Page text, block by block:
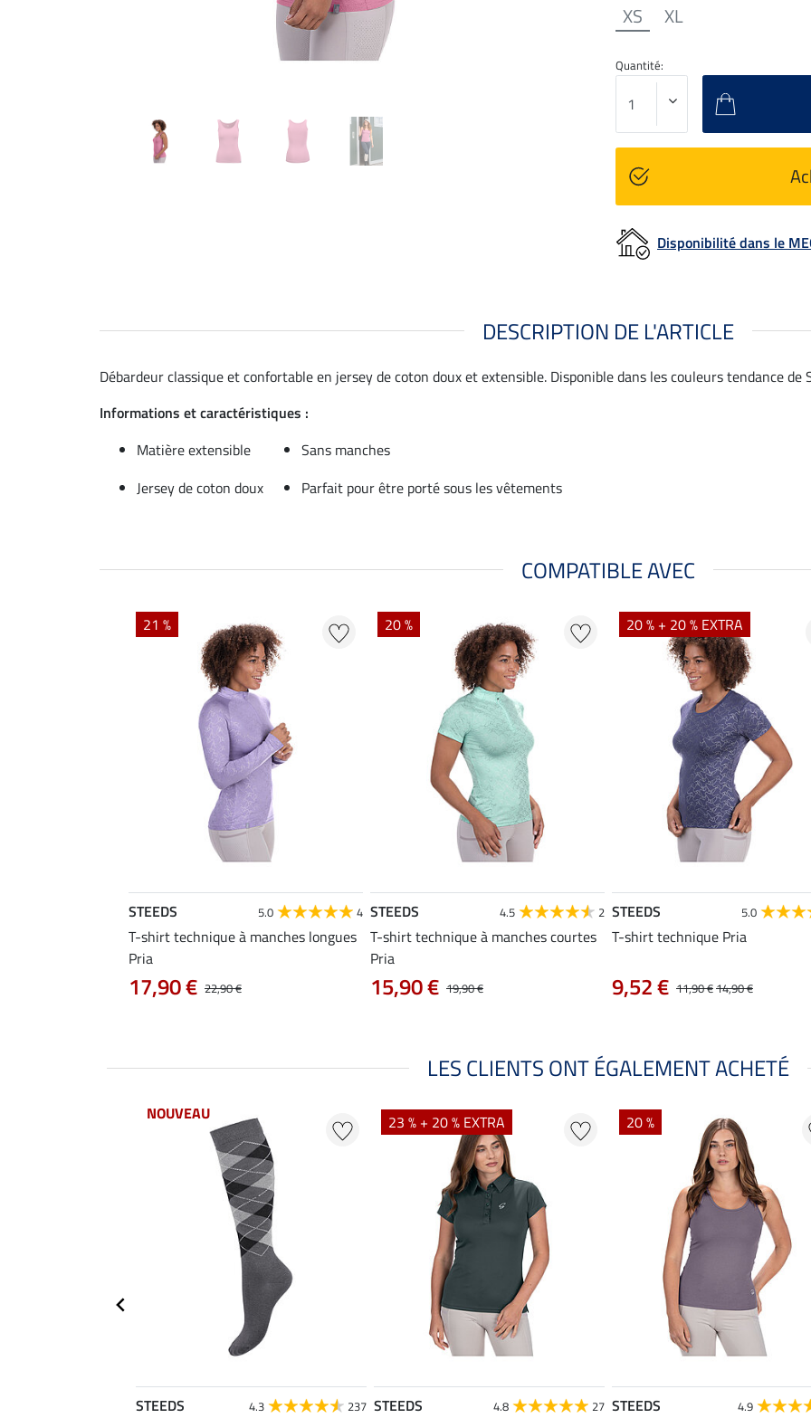
XS XL
Quantité:
Disponibilité dans le
DESCRIPTION DE L'ARTICLE
Débardeur classique et confortable en jersey de coton doux et extensible. Disponible dans les couleurs tendance de
Informations et caractéristiques :
Matière extensible
Sans manches
Jersey de coton doux
Parfait pour être porté sous les vêtements
COMPATIBLE AVEC
21 %
STEEDS 5.0 4
T-shirt technique à manches longues
Pria
22,90 €
17,90 €
20 %
STEEDS 4.5 2
T-shirt technique à manches courtes
Pria
19,90 €
15,90 €
20 % + 20 % EXTRA
STEEDS 5.0
T-shirt technique Pria
11,90 €14,90 €
9,52 €
LES CLIENTS ONT ÉGALEMENT ACHETÉ
NOUVEAU
STEEDS 4.3 237
23 % + 20 % EXTRA
STEEDS 4.8 27
20 %
STEEDS 4.9